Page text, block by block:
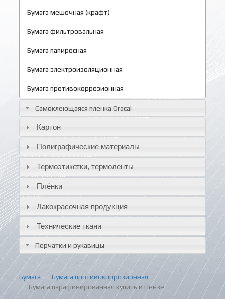
Бумага мешочная (крафт)
Бумага фильтровальная
Бумага папиросная
Бумага электроизоляционная
Бумага противокоррозионная
Самоклеющаяся пленка Oracal
Картон
Полиграфические материалы
Термоэтикетки, термоленты
Плёнки
Лакокрасочная продукция
Технические ткани
Перчатки и рукавицы
Бумага
Бумага противокоррозионная
Бумага парафинированная купить в Пензе